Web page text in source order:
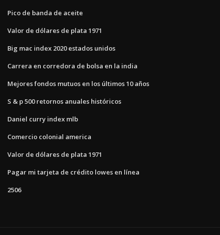
Pico de banda de aceite
Valor de dólares de plata 1971
Big mac index 2020 estados unidos
Carrera en corredora de bolsa en la india
Mejores fondos mutuos en los últimos 10 años
S & p 500 retornos anuales históricos
Daniel curry index mlb
Comercio colonial america
Valor de dólares de plata 1971
Pagar mi tarjeta de crédito lowes en línea
2506